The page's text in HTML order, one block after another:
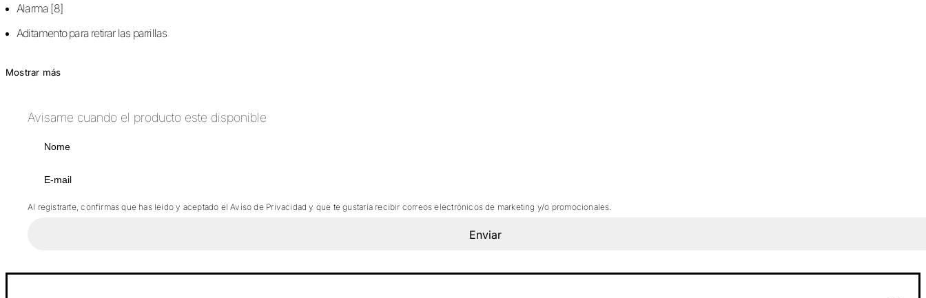
Alarma [8]
Aditamento para retirar las parrillas
Mostrar más
Avisame cuando el producto este disponible
Al registrarte, confirmas que has leído y aceptado el Aviso de Privacidad y que te gustaría recibir correos electrónicos de marketing y/o promocionales.
Enviar